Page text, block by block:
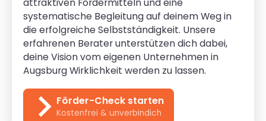
systematische Begleitung auf deinem Weg in
die erfolgreiche Selbstständigkeit. Unsere
erfahrenen Berater unterstützen dich dabei,
deine Vision vom eigenen Unternehmen in
Augsburg Wirklichkeit werden zu lassen.
Förder-Check starten
Kostenfrei & unverbindich